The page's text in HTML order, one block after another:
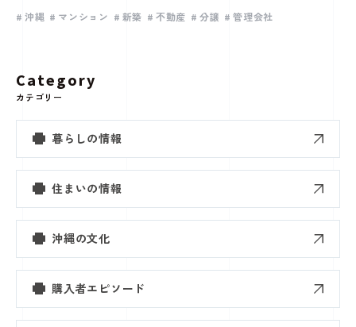
Category
カテゴリー
暮らしの情報
住まいの情報
沖縄の文化
購入者エピソード
沖縄 マンション 新築 不動産 分譲 管理会社